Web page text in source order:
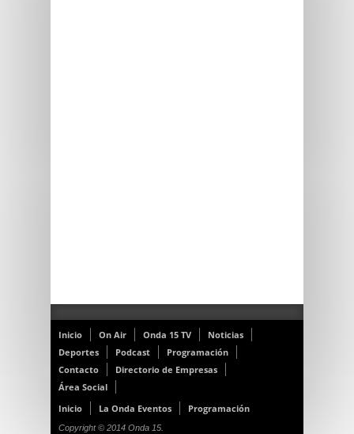
Inicio On Air Onda 15 TV
Noticias
Deportes
Podcast
Programación
Contacto
Directorio de Empresas
Área Social
Inicio
La Onda Eventos Programación
Copyright © 2014 Onda 15.